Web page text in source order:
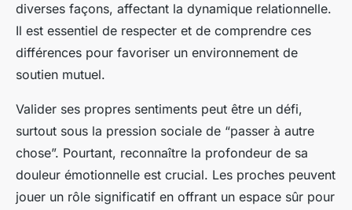
diverses façons, affectant la dynamique relationnelle.
Il est essentiel de respecter et de comprendre ces
différences pour favoriser un environnement de
soutien mutuel.
Valider ses propres sentiments peut être un défi,
surtout sous la pression sociale de “passer à autre
chose”. Pourtant, reconnaître la profondeur de sa
douleur émotionnelle est crucial. Les proches peuvent
jouer un rôle significatif en offrant un espace sûr pour